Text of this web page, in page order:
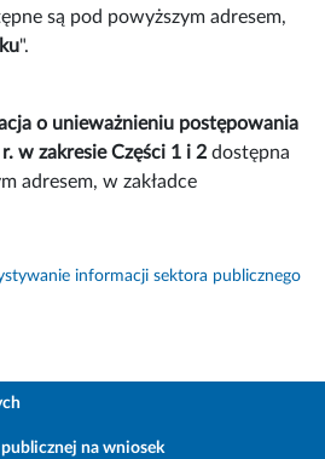
są pod powyższym adresem,
".
o unieważnieniu postępowania
w zakresie Części 1 i 2dostępna
adresem, w zakładce
informacji sektora publicznego
na wniosek